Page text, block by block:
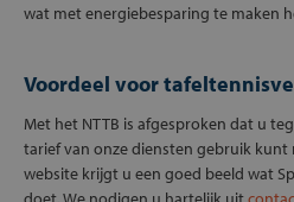
wat met energiebesparing te maken
Voordeel voor
Met het NTTB is afgesproken dat u
tarief van onze diensten gebruik kunt
website krijgt u een goed beeld wat